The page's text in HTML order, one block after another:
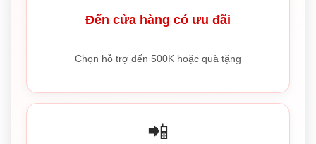
Đến cửa hàng có ưu đãi
Chọn hỗ trợ đến 500K hoặc quà tặng
📲